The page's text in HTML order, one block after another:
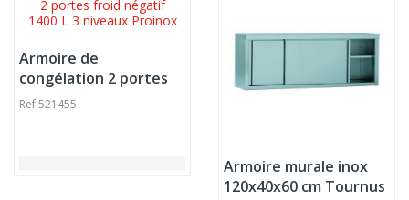
Armoire de
congélation 2 portes
froid négatif 1400 L 3
Ref.521455
Armoire murale inox
120x40x60 cm Tournus